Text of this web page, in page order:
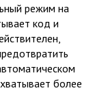
режим на
код и
более